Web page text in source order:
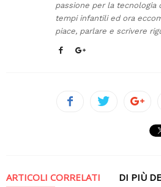
passione per la tecnologia
tempi infantili ed ora
piace, parlare e scrivere
ARTICOLI CORRELATI DI PIÙ